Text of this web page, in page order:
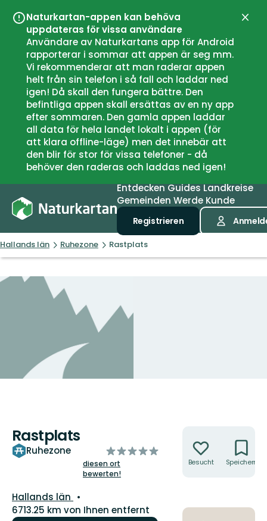
Naturkartan-appen kan behöva
uppdateras för vissa användare
Användare av Naturkartans app för Android
rapporterar i sommar att appen är seg mm.
Vi rekommenderar att man raderar appen
helt från sin telefon i så fall och laddar ned
igen! Då skall den fungera bättre. Den
befintliga appen skall ersättas av en ny app
efter sommaren. Den gamla appen laddar
all data för hela landet lokalt i appen (för
att klara offline-läge) men det innebär att
den blir för stor för vissa telefoner - då
behöver den raderas och laddas ned igen!
EntdeckenGuidesLandkreise
Gemeinden Werde Kunde
Registrieren
Hallands län Ruhezone Rastplats
Rastplats
Ruhezone
von
5
Sternen
diesen ort
bewerten!
Landkreis:
Hallands län
6713.25 km von Ihnen entfernt
Besucht Speichern